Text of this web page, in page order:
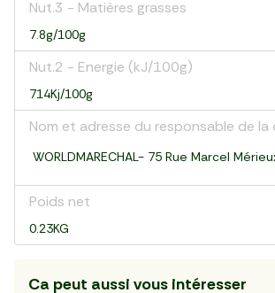
Nut.3 - Matières grasses
7.8g/100g
Nut.2 - Energie (kJ/100g)
714Kj/100g
Nom et adresse du responsable de
WORLDMARECHAL- 75 Rue Marcel
Poids net
0.23KG
Ca peut aussi vous intéresser